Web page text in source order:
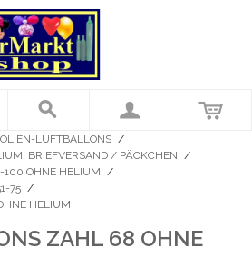
LUFTBALLONS /
BRIEFVERSAND / PÄCKCHEN /
100 OHNE HELIUM /
75 /
HELIUM
ZAHL 68 OHNE